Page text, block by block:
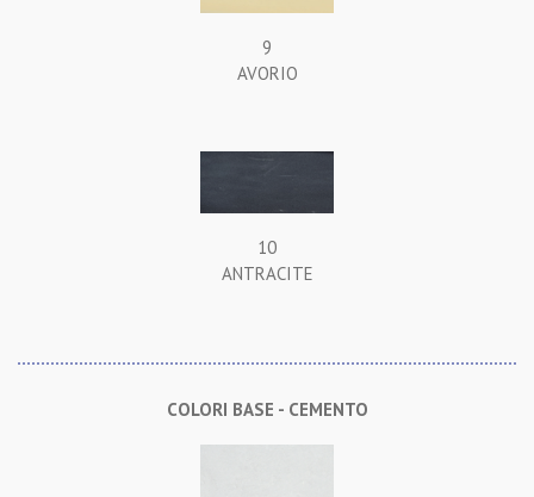
9
AVORIO
10
ANTRACITE
COLORI BASE - CEMENTO